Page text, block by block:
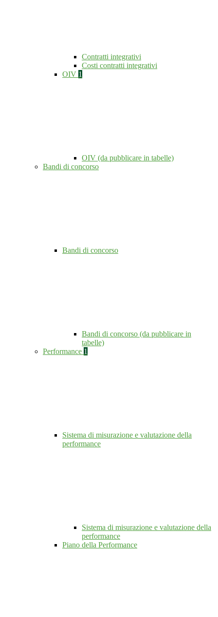
Contratti integrativi
Costi contratti integrativi
OIV 1
OIV (da pubblicare in tabelle)
Bandi di concorso
Bandi di concorso
Bandi di concorso (da pubblicare in
tabelle)
Performance 1
Sistema di misurazione e valutazione della
performance
Sistema di misurazione e valutazione della
performance
Piano della Performance